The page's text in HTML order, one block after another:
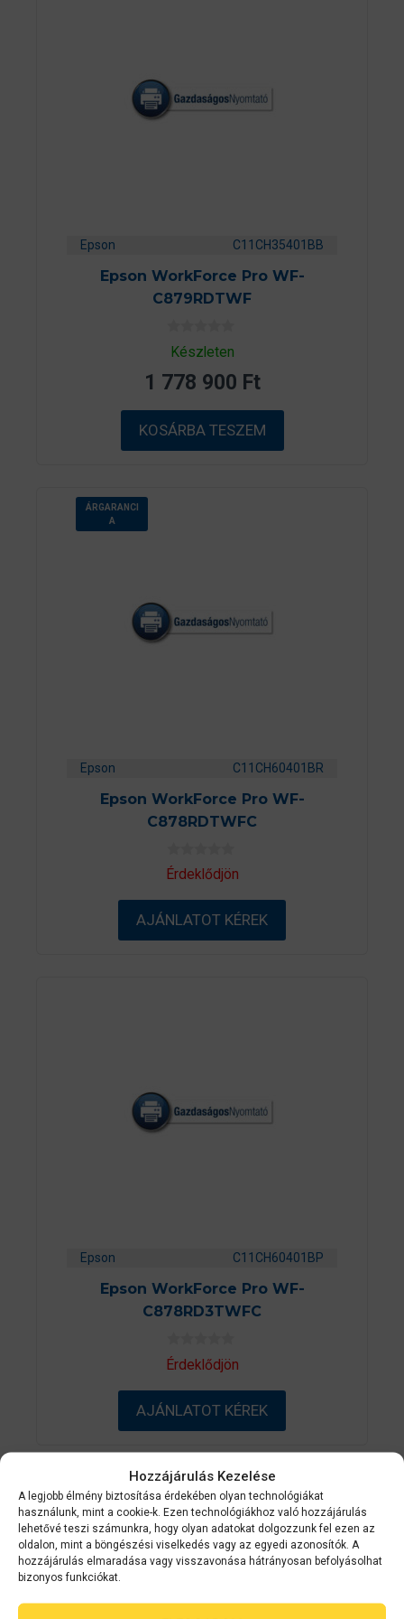
Hozzájárulás Kezelése
A legjobb élmény biztosítása érdekében olyan technológiákat
használunk, mint a cookie-k. Ezen technológiákhoz való hozzájárulás
lehetővé teszi számunkra, hogy olyan adatokat dolgozzunk fel ezen az
oldalon, mint a böngészési viselkedés vagy az egyedi azonosítók. A
hozzájárulás elmaradása vagy visszavonása hátrányosan befolyásolhat
bizonyos funkciókat.
Epson C11CH35401BB
Epson WorkForce Pro WF-
C879RDTWF
0
a
5
b
ő
l
Készleten
1 778 900 Ft
KOSÁRBA TESZEM
ÁRGARANCI
A
Epson C11CH60401BR
Epson WorkForce Pro WF-
C878RDTWFC
0
a
-
ő
Érdeklődjön
AJÁNLATOT KÉREK
Epson C11CH60401BP
Epson WorkForce Pro WF-
C878RD3TWFC
0
a
-
ő
Érdeklődjön
AJÁNLATOT KÉREK
AKCIÓ!